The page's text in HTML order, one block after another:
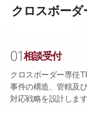
クロスボー
01相談受付
クロスボーダー専任
事件の構造、管轄及
対応戦略を設計します